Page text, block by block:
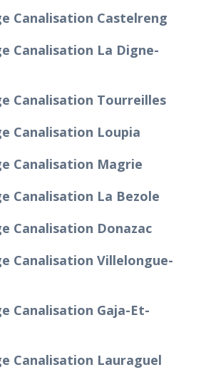
Canalisation Castelreng
Canalisation La Digne-
Canalisation Tourreilles
Canalisation Loupia
Canalisation Magrie
Canalisation La Bezole
Canalisation Donazac
Canalisation Villelongue-
Canalisation Gaja-Et-
Canalisation Lauraguel